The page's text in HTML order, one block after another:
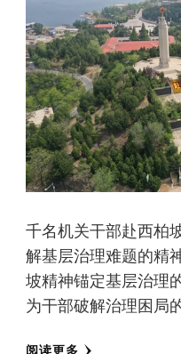
千名机关干部赴西柏
解基层治理难题的精
坡精神锚定基层治理
为干部破解治理困局
阅读更多